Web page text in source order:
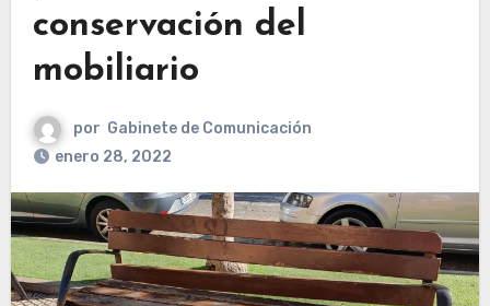
conservación del
mobiliario
por Gabinete de Comunicación
enero 28, 2022